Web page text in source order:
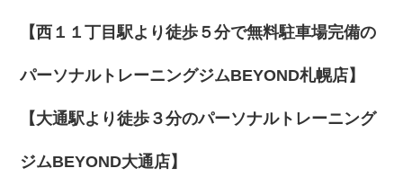
【西１１丁目駅より徒歩５分で無料駐車場完備の
パーソナルトレーニングジムBEYOND札幌店】
【大通駅より徒歩３分のパーソナルトレーニング
ジムBEYOND大通店】